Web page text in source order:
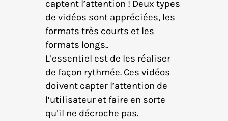
captent l’attention ! Deux types
de vidéos sont appréciées, les
formats très courts et les
formats longs..
L’essentiel est de les réaliser
de façon rythmée. Ces vidéos
doivent capter l’attention de
l’utilisateur et faire en sorte
qu’il ne décroche pas.